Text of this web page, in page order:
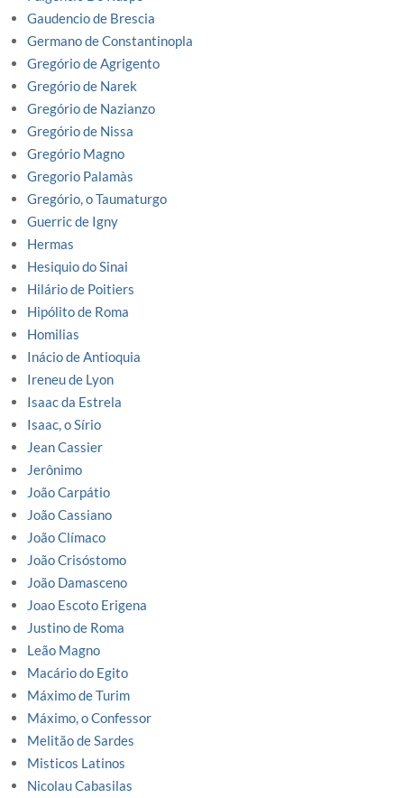
Gaudencio de Brescia
Germano de Constantinopla
Gregório de Agrigento
Gregório de Narek
Gregório de Nazianzo
Gregório de Nissa
Gregório Magno
Gregorio Palamàs
Gregório, o Taumaturgo
Guerric de Igny
Hermas
Hesiquio do Sinai
Hilário de Poitiers
Hipólito de Roma
Homilias
Inácio de Antioquia
Ireneu de Lyon
Isaac da Estrela
Isaac, o Sírio
Jean Cassier
Jerônimo
João Carpátio
João Cassiano
João Clímaco
João Crisóstomo
João Damasceno
Joao Escoto Erigena
Justino de Roma
Leão Magno
Macário do Egito
Máximo de Turim
Máximo, o Confessor
Melitão de Sardes
Misticos Latinos
Nicolau Cabasilas